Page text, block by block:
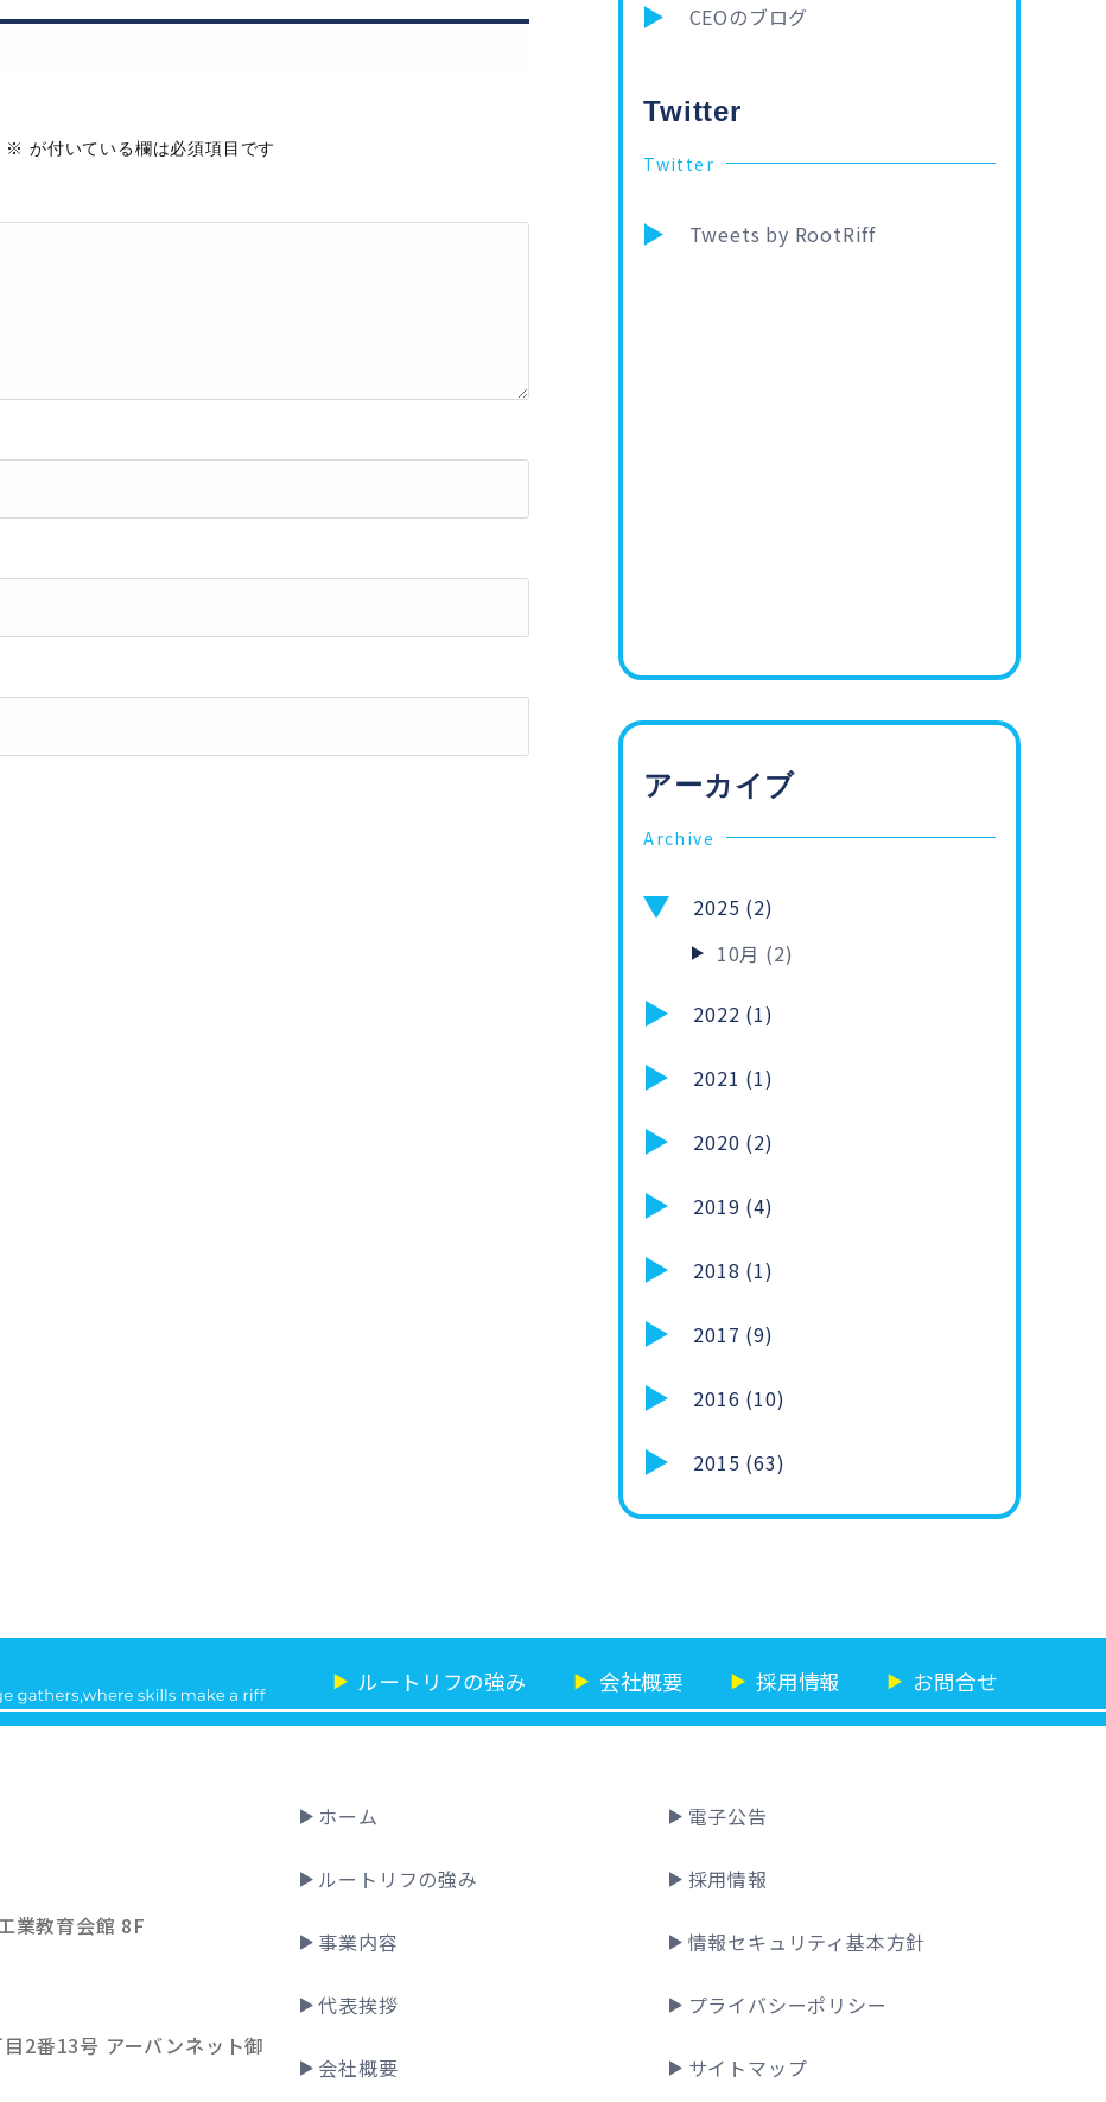
※ が付いている欄は必須項目です
CEOのブログ
Twitter
Twitter
Tweets by RootRiff
アーカイブ
Archive
2025 (2)
10月 (2)
2022 (1)
2021 (1)
2020 (2)
2019 (4)
2018 (1)
2017 (9)
2016 (10)
2015 (63)
▶ ルートリフの強み ▶ 会社概要 ▶ 採用情報 ▶ お問合せ
業教育会館 8F
2番13号 アーバンネット御
ホーム
ルートリフの強み
事業内容
代表挨拶
会社概要
電子公告
採用情報
情報セキュリティ基本方針
プライバシーポリシー
サイトマップ